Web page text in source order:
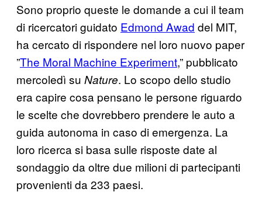
Sono proprio queste le domande a cui il team
di ricercatori guidato Edmond Awad del MIT,
ha cercato di rispondere nel loro nuovo paper
”The Moral Machine Experiment,” pubblicato
mercoledì su Nature. Lo scopo dello studio
era capire cosa pensano le persone riguardo
le scelte che dovrebbero prendere le auto a
guida autonoma in caso di emergenza. La
loro ricerca si basa sulle risposte date al
sondaggio da oltre due milioni di partecipanti
provenienti da 233 paesi.